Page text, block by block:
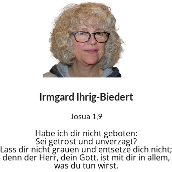
Irmgard Ihrig-Biedert
Josua 1,9
Habe ich dir nicht geboten:
Sei getrost und unverzagt?
Lass dir nicht grauen und entsetze dich nicht;
denn der Herr, dein Gott, ist mit dir in allem,
was du tun wirst.